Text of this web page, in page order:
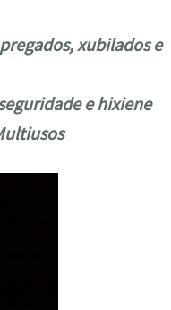
xubilados e
e hixiene